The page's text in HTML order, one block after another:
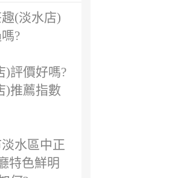
(淡水店)
?
)評價好嗎?
)推薦指數
水區中正
特色鮮明